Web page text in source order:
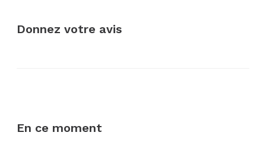
Donnez votre avis
En ce moment